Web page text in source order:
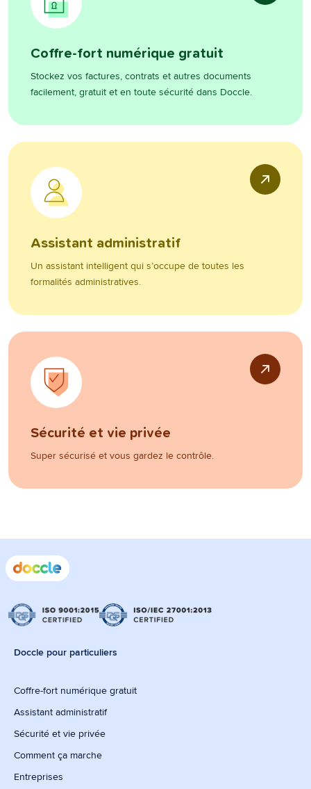
Coffre-fort numérique gratuit
Stockez vos factures, contrats et autres documents
facilement, gratuit et en toute sécurité dans Doccle.
Assistant administratif
Un assistant intelligent qui s’occupe de toutes les
formalités administratives.
Sécurité et vie privée
Super sécurisé et vous gardez le contrôle.
Doccle pour particuliers
Coffre-fort numérique gratuit
Assistant administratif
Sécurité et vie privée
Comment ça marche
Entreprises